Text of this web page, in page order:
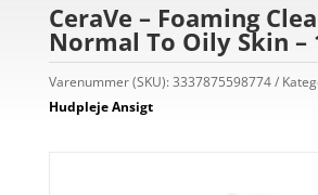
CeraVe – Foaming
Normal To Oily Skin –
Varenummer (SKU):3337875598774
Hudpleje Ansigt